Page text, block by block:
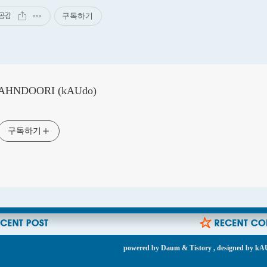
감 구독하기
(kAUdo)
구독하기
powered by Daum& Tistory, designed by